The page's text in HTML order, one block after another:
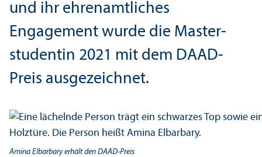
und ihr ehrenamtliches
Engagement wurde die Master­
studentin 2021 mit dem DAAD-
Preis ausgezeichnet.
Amina Elbarbary erhält den DAAD-Preis